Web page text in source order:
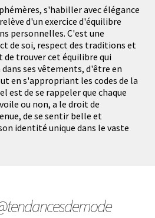
s'habiller avec élégance
d'un exercice d'équilibre
personnelles. C'est une
de soi, respect des traditions et
de trouver cet équilibre qui
ses vêtements, d'être en
en s'appropriant les codes de la
est de se rappeler que chaque
ou non, a le droit de
de se sentir belle et
identité unique dans le vaste